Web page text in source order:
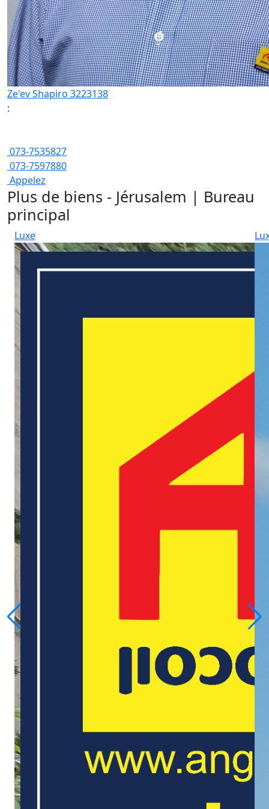
Ze'ev Shapiro 3223138
:
073-7535827
073-7597880
Appelez
Plus de biens - Jérusalem | Bureau
principal
Luxe